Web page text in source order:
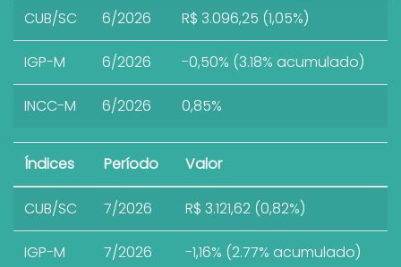
CUB/SC 6/2026 R$ 3.096,25 (1,05%)
IGP-M 6/2026 -0,50% (3.18% acumulado)
INCC-M 6/2026 0,85%
Índices Período Valor
CUB/SC 7/2026 R$ 3.121,62 (0,82%)
IGP-M 7/2026 -1,16% (2.77% acumulado)